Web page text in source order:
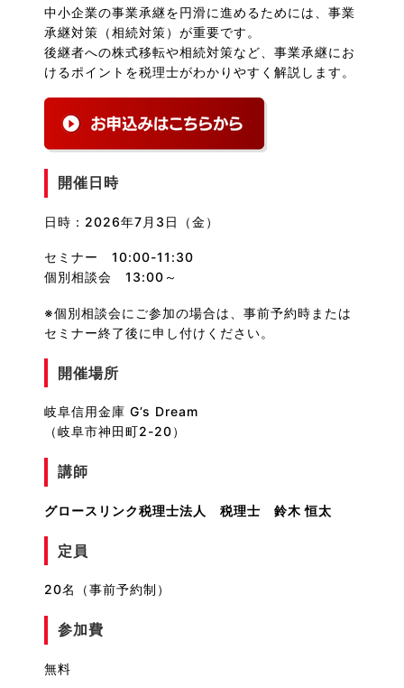
中小企業の事業承継を円滑に進めるためには、事業
承継対策（相続対策）が重要です。
後継者への株式移転や相続対策など、事業承継にお
けるポイントを税理士がわかりやすく解説します。
開催日時
日時：2026年7月3日（金）
セミナー 10:00-11:30
個別相談会 13:00～
※個別相談会にご参加の場合は、事前予約時または
セミナー終了後に申し付けください。
開催場所
岐阜信用金庫 G’s Dream
（岐阜市神田町2-20）
講師
グロースリンク税理士法人 税理士 鈴木 恒太
定員
20名（事前予約制）
参加費
無料